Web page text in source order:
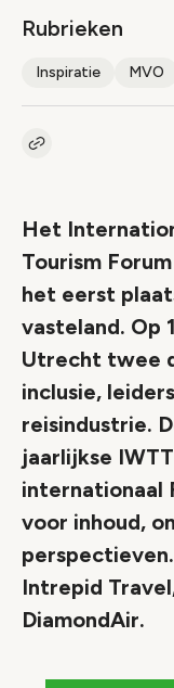
Rubrieken
Inspiratie MVO
Kopieer link naar
Het
Tourism
het eerst
vasteland. Op
Utrecht twee
inclusie,
reisindustrie.
jaarlijkse
internationaal
voor inhoud,
Intrepid
DiamondAir.